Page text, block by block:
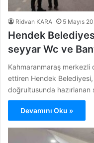
Ridvan KARA 5 Mayıs
Hendek
seyyar Wc ve
Kahmaranmaraş merkezli
ettiren Hendek
doğrultusunda
Devamını Oku »